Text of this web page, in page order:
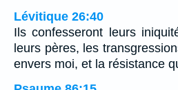
Lévitique 26:40
Ils confesseront leurs
leurs pères, les
envers moi, et la résistance